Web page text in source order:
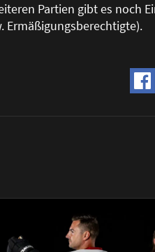
Partien gibt es noch
Ermäßigungsberechtigte).